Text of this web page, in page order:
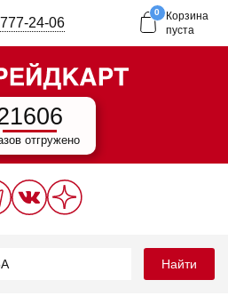
24-06
0
Корзина
пуста
отгружено
Найти